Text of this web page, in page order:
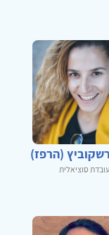
(הרפז)
עובדת סוציאלית